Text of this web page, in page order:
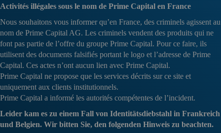
Activités illégales sous le nom de Prime Capital en France
Nous souhaitons vous informer qu’en France, des criminels agissent au
nom de Prime Capital AG. Les criminels vendent des produits qui ne
font pas partie de l’offre du groupe Prime Capital. Pour ce faire, ils
utilisent des documents falsifiés portant le logo et l’adresse de Prime
Capital. Ces actes n’ont aucun lien avec Prime Capital.
Prime Capital ne propose que les services décrits sur ce site et
uniquement aux clients institutionnels.
Prime Capital a informé les autorités compétentes de l’incident.
Leider kam es zu einem Fall von Identitätsdiebstahl in Frankreich
und Belgien. Wir bitten Sie, den folgenden Hinweis zu beachten.